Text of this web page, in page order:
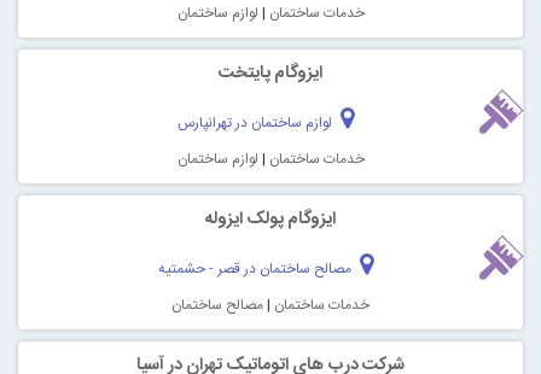
خدمات ساختمان|لوازم ساختمان
ایزوگام پایتخت
لوازم ساختمان در تهرانپارس
خدمات ساختمان|لوازم ساختمان
ایزوگام پولک ایزوله
مصالح ساختمان در قصر - حشمتیه
خدمات ساختمان|مصالح ساختمان
شرکت درب های اتوماتیک تهران در آسیا